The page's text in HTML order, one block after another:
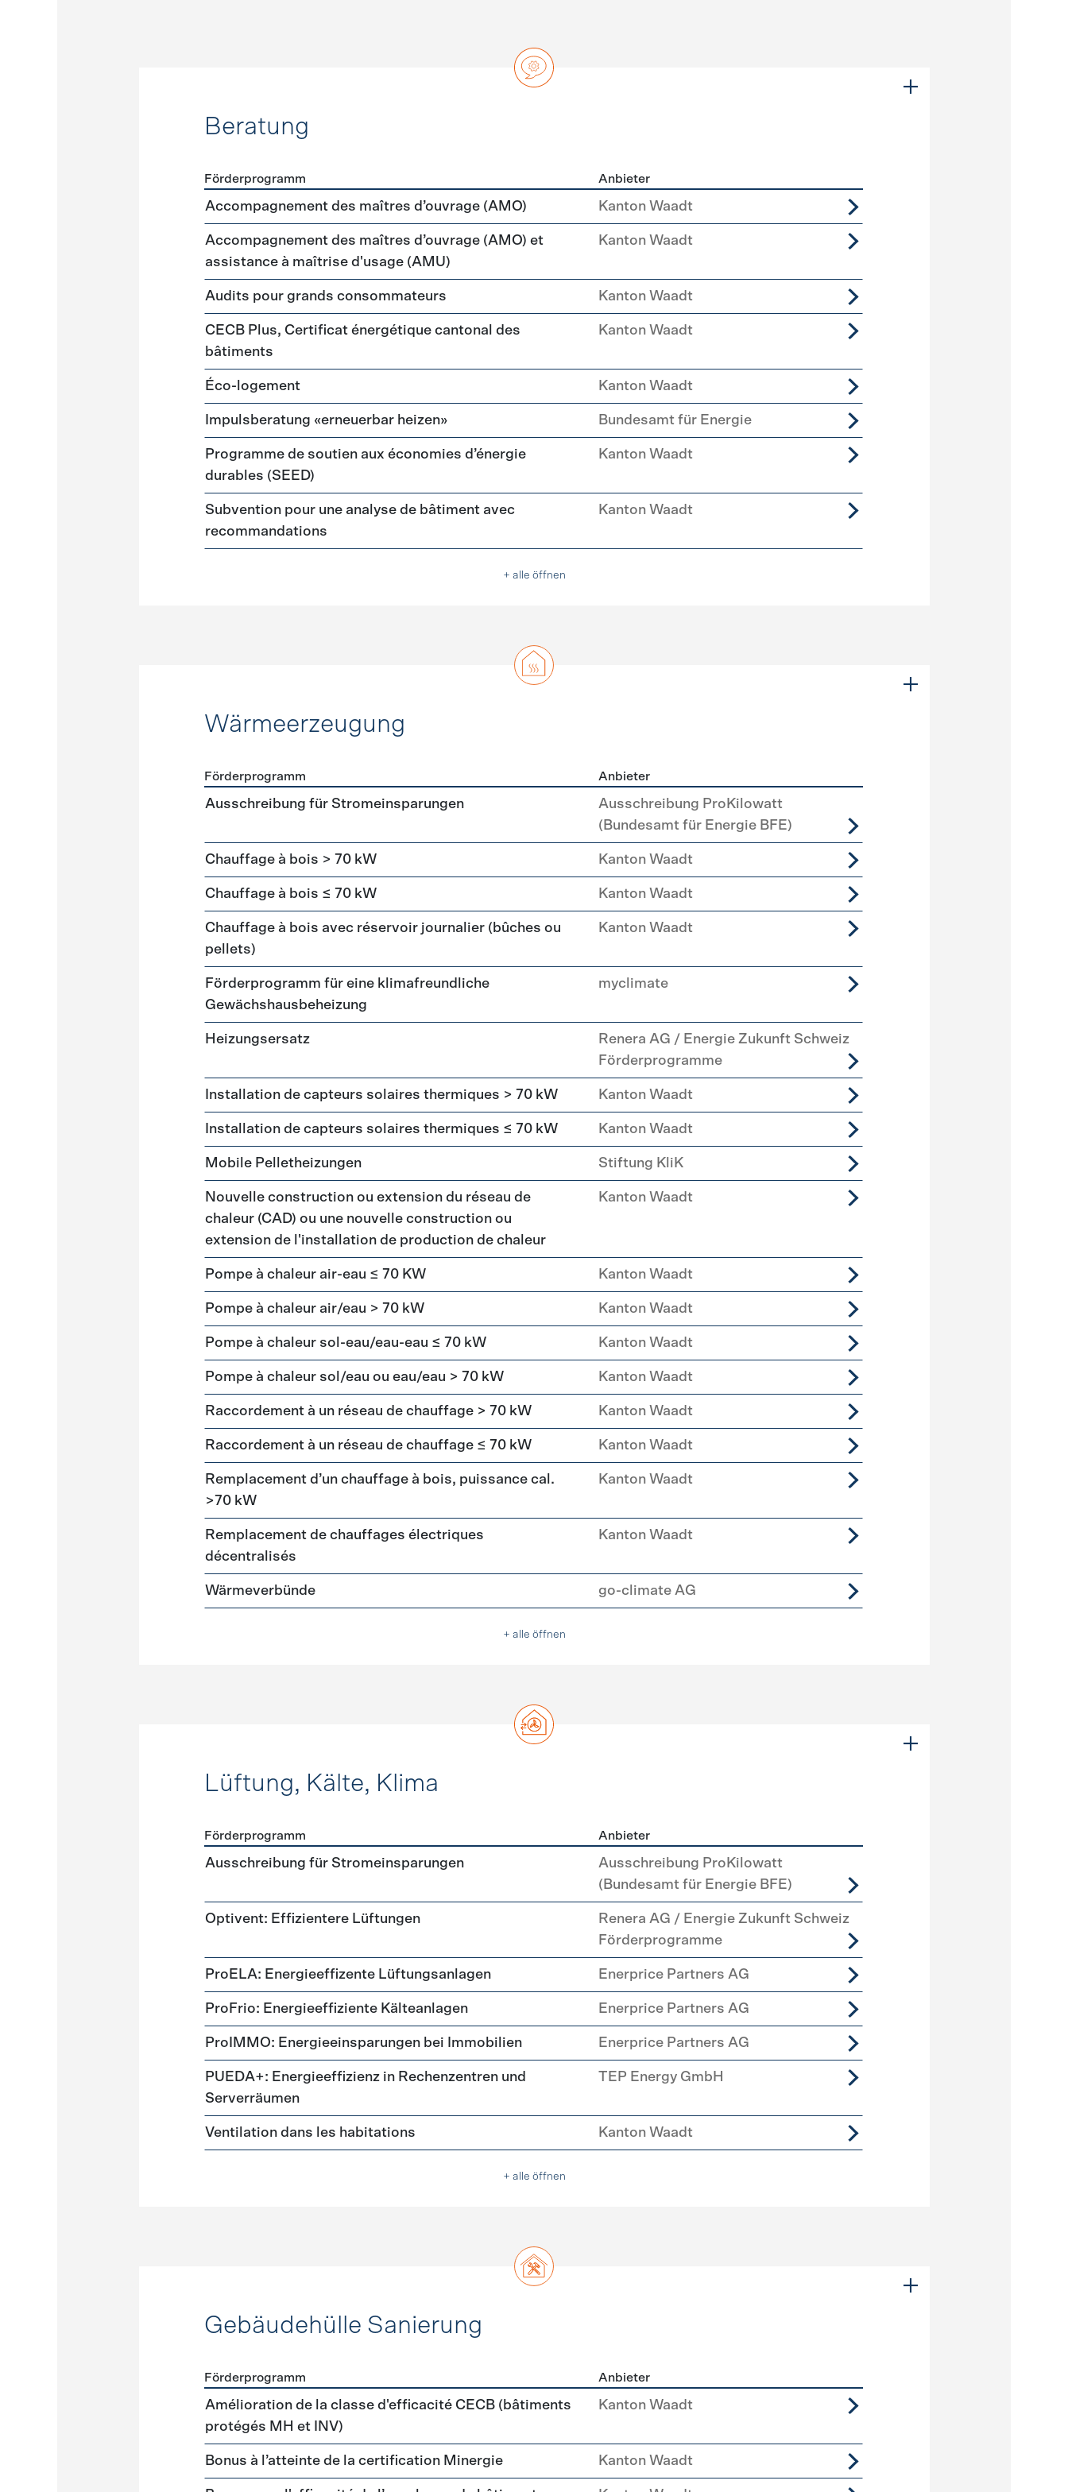
Beratung
Förderprogramme Beratung
Förderprogramm Anbieter
Accompagnement des maîtres d’ouvrage (AMO) Kanton Waadt
Accompagnement des maîtres d’ouvrage (AMO) et
assistance à maîtrise d'usage (AMU)
Kanton Waadt
Audits pour grands consommateurs Kanton Waadt
CECB Plus, Certificat énergétique cantonal des
bâtiments
Kanton Waadt
Éco-logement Kanton Waadt
Impulsberatung «erneuerbar heizen» Bundesamt für Energie
Programme de soutien aux économies d’énergie
durables (SEED)
Kanton Waadt
Subvention pour une analyse de bâtiment avec
recommandations
Kanton Waadt
+ alle öffnen
Wärmeerzeugung
Förderprogramme Wärmeerzeugung
Förderprogramm Anbieter
Ausschreibung für Stromeinsparungen
Ausschreibung ProKilowatt
(Bundesamt für Energie BFE)
Chauffage à bois > 70 kW Kanton Waadt
Chauffage à bois ≤ 70 kW Kanton Waadt
Chauffage à bois avec réservoir journalier (bûches ou
pellets)
Kanton Waadt
Förderprogramm für eine klimafreundliche
Gewächshausbeheizung
myclimate
Heizungsersatz
Renera AG / Energie Zukunft Schweiz
Förderprogramme
Installation de capteurs solaires thermiques > 70 kW Kanton Waadt
Installation de capteurs solaires thermiques ≤ 70 kW Kanton Waadt
Mobile Pelletheizungen Stiftung KliK
Nouvelle construction ou extension du réseau de
chaleur (CAD) ou une nouvelle construction ou
extension de l'installation de production de chaleur
Kanton Waadt
Pompe à chaleur air-eau ≤ 70 KW Kanton Waadt
Pompe à chaleur air/eau > 70 kW Kanton Waadt
Pompe à chaleur sol-eau/eau-eau ≤ 70 kW Kanton Waadt
Pompe à chaleur sol/eau ou eau/eau > 70 kW Kanton Waadt
Raccordement à un réseau de chauffage > 70 kW Kanton Waadt
Raccordement à un réseau de chauffage ≤ 70 kW Kanton Waadt
Remplacement d’un chauffage à bois, puissance cal.
>70 kW
Kanton Waadt
Remplacement de chauffages électriques
décentralisés
Kanton Waadt
Wärmeverbünde go-climate AG
+ alle öffnen
Lüftung, Kälte, Klima
Förderprogramme Lüftung, Kälte, Klima
Förderprogramm Anbieter
Ausschreibung für Stromeinsparungen
Ausschreibung ProKilowatt
(Bundesamt für Energie BFE)
Optivent: Effizientere Lüftungen
Renera AG / Energie Zukunft Schweiz
Förderprogramme
ProELA: Energieeffizente Lüftungsanlagen Enerprice Partners AG
ProFrio: Energieeffiziente Kälteanlagen Enerprice Partners AG
ProIMMO: Energieeinsparungen bei Immobilien Enerprice Partners AG
PUEDA+: Energieeffizienz in Rechenzentren und
Serverräumen
TEP Energy GmbH
Ventilation dans les habitations Kanton Waadt
+ alle öffnen
Gebäudehülle Sanierung
Förderprogramme Gebäudehülle Sanierung
Förderprogramm Anbieter
Amélioration de la classe d'efficacité CECB (bâtiments
protégés MH et INV)
Kanton Waadt
Bonus à l’atteinte de la certification Minergie Kanton Waadt